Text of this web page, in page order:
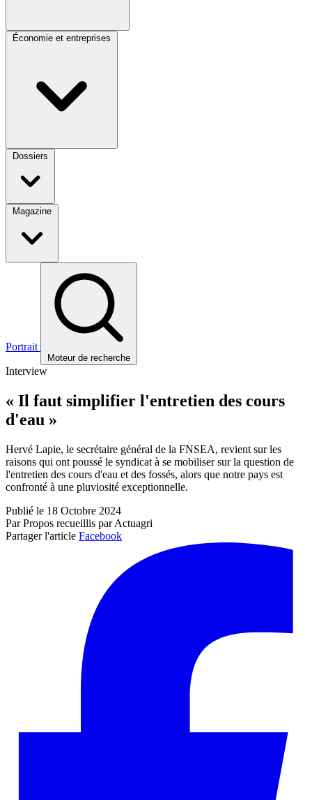
Économie et entreprises
Dossiers
Magazine
Portrait
Moteur de recherche
Interview
« Il faut simplifier l'entretien des cours
d'eau »
Hervé Lapie, le secrétaire général de la FNSEA, revient sur les
raisons qui ont poussé le syndicat à se mobiliser sur la question de
l'entretien des cours d'eau et des fossés, alors que notre pays est
confronté à une pluviosité exceptionnelle.
Publié le 18 Octobre 2024
Par Propos recueillis par Actuagri
Partager l'article Facebook